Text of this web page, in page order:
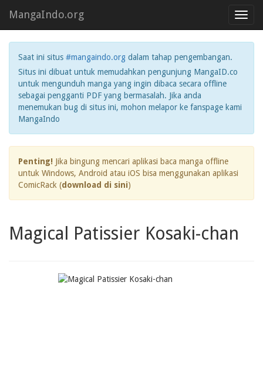
MangaIndo.org
Saat ini situs #mangaindo.org dalam tahap pengembangan.
Situs ini dibuat untuk memudahkan pengunjung MangaID.co
untuk mengunduh manga yang ingin dibaca secara offline
sebagai pengganti PDF yang bermasalah. Jika anda
menemukan bug di situs ini, mohon melapor ke fanspage kami
MangaIndo
Penting! Jika bingung mencari aplikasi baca manga offline
untuk Windows, Android atau iOS bisa menggunakan aplikasi
ComicRack (download di sini)
Magical Patissier Kosaki-chan